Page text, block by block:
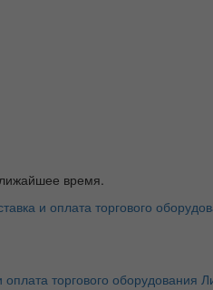
время.
и оплата торгового
оплата торгового оборудования